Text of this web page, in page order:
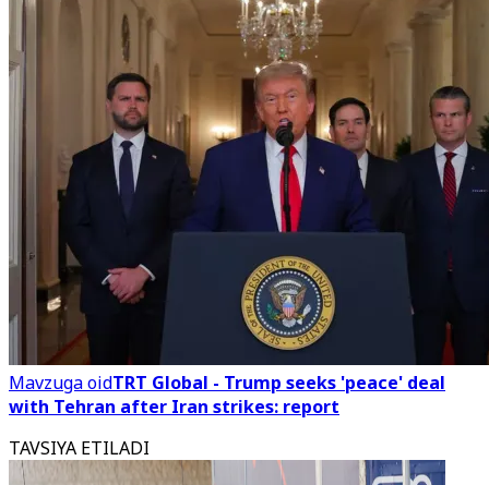
Mavzuga oidTRT Global - Trump seeks 'peace' deal
with Tehran after Iran strikes: report
TAVSIYA ETILADI